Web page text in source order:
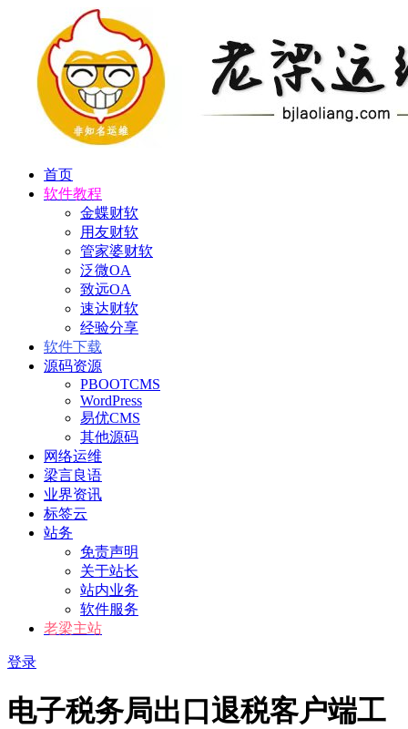
首页
软件教程
金蝶财软
用友财软
管家婆财软
泛微OA
致远OA
速达财软
经验分享
软件下载
源码资源
PBOOTCMS
WordPress
易优CMS
其他源码
网络运维
梁言良语
业界资讯
标签云
站务
免责声明
关于站长
站内业务
软件服务
老梁主站
登录
电子税务局出口退税客户端工